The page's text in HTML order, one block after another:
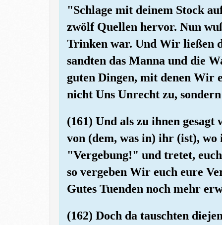
"Schlage mit deinem Stock
zwölf Quellen hervor. Nun
Trinken war. Und Wir ließen
sandten das Manna und die
guten Dingen, mit denen Wir
nicht Uns Unrecht zu,
(161) Und als zu ihnen
von (dem, was in) ihr (ist),
"Vergebung!" und tretet,
so vergeben Wir euch eure
Gutes Tuenden noch mehr
(162) Doch da tauschten